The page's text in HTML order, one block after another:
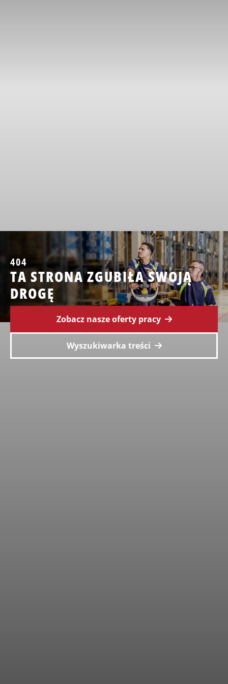
404
TA STRONA ZGUBIŁA SWOJĄ
DROGĘ
Zobacz nasze oferty pracy
Wyszukiwarka treści